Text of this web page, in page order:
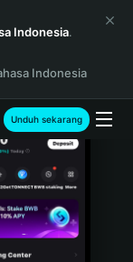
Indonesia.
Indonesia
Unduh sekarang